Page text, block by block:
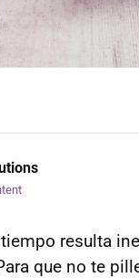
resulta
que no te